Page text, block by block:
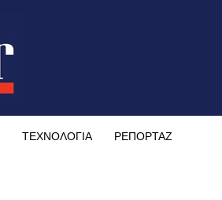
ΤΕΧΝΟΛΟΓΙΑ ΡΕΠΟΡΤΑΖ